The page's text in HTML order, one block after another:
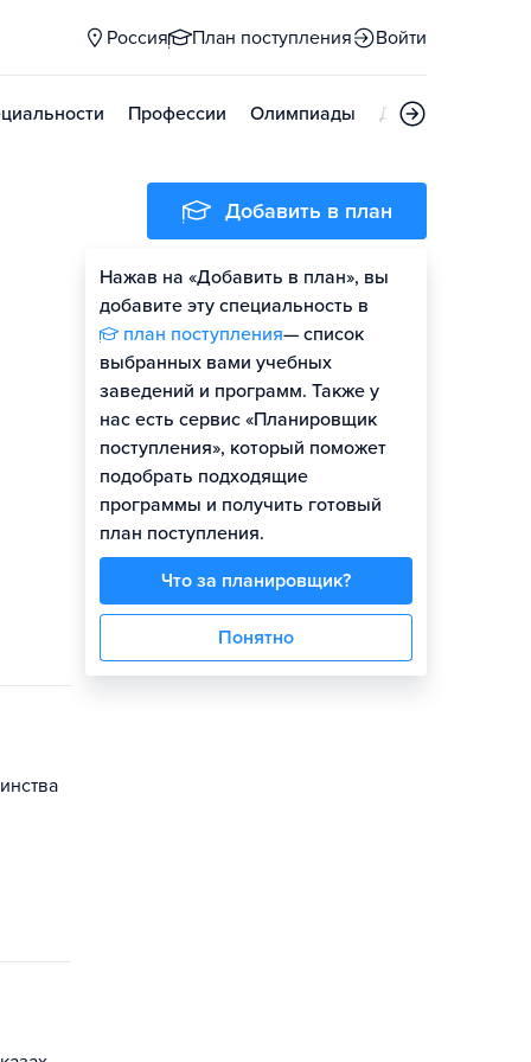
Россия План поступления Войти
Профессии Олимпиады Дни открытых
Добавить в план
Нажав на «Добавить в план», вы
добавите эту специальность в
план поступления— список
выбранных вами учебных
заведений и программ. Также у
нас есть сервис «Планировщик
поступления», который поможет
подобрать подходящие
программы и получить готовый
план поступления.
Что за планировщик?
Понятно